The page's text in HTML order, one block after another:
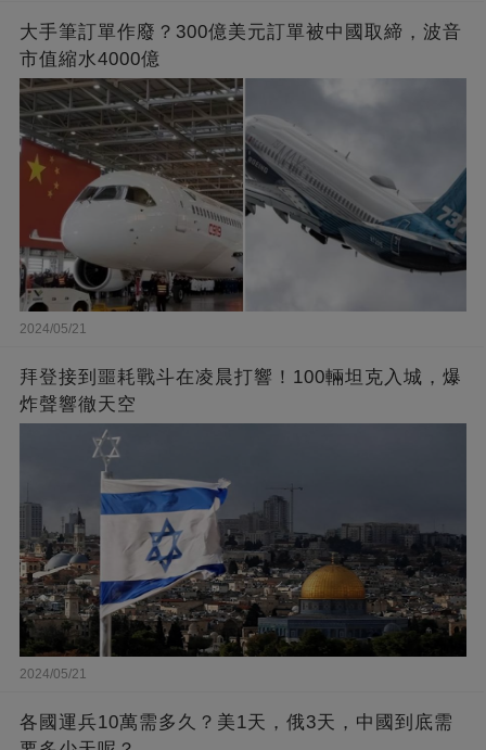
大手筆訂單作廢？300億美元訂單被中國取締，波音
市值縮水4000億
2024/05/21
拜登接到噩耗戰斗在凌晨打響！100輛坦克入城，爆
炸聲響徹天空
2024/05/21
各國運兵10萬需多久？美1天，俄3天，中國到底需